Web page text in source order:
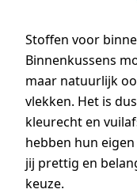
Stoffen voor
Binnenkussens
maar natuurlijk
vlekken. Het is
kleurecht en
hebben hun
jij prettig en
keuze.